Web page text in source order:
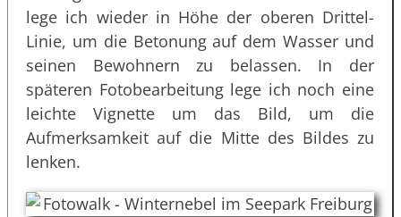
lege ich wieder in Höhe der oberen Drittel-
Linie, um die Betonung auf dem Wasser und
seinen Bewohnern zu belassen. In der
späteren Fotobearbeitung lege ich noch eine
leichte Vignette um das Bild, um die
Aufmerksamkeit auf die Mitte des Bildes zu
lenken.